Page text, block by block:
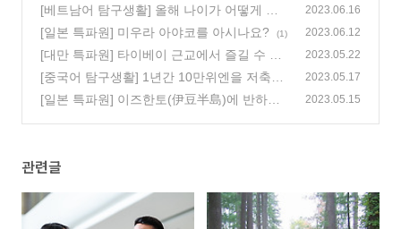
[베트남어 탐구생활] 올해 나이가 어떻게 되
세요? Năm nay anh bao nhiêu tuổi?
(0)
2023.06.16
[일본 특파원] 미우라 아야코를 아시나요? (1) 2023.06.12
[대만 특파원] 타이베이 근교에서 즐길 수 있
는 우라이 온천 (烏來)
(0)
2023.05.22
[중국어 탐구생활] 1년간 10만위엔을 저축하
면 이자가 얼마예요? 10万块钱存一年 多少利
2023.05.17
[일본 특파원] 이즈한토(伊豆半島)에 반하다,
2023.05.15
관련글